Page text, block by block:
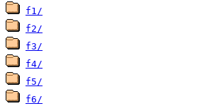
f1/
f2/
f3/
f4/
f5/
f6/